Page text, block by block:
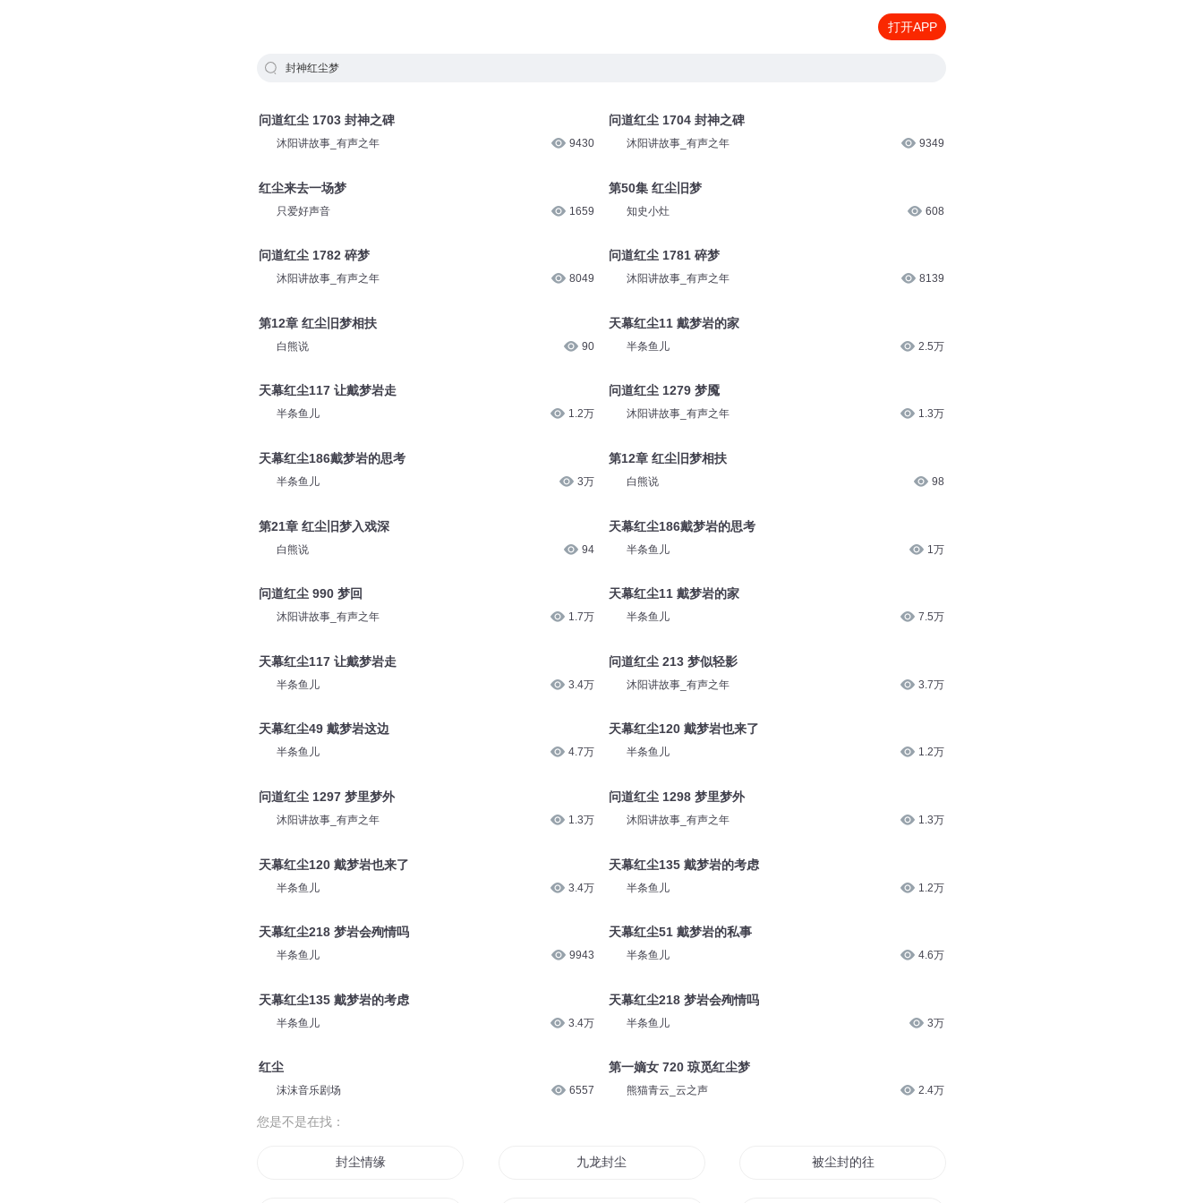
打开APP
封神红尘梦
问道红尘 1703 封神之碑
沐阳讲故事_有声之年 9430
红尘来去一场梦
只爱好声音 1659
问道红尘 1782 碎梦
沐阳讲故事_有声之年 8049
第12章 红尘旧梦相扶
白熊说 90
天幕红尘117 让戴梦岩走
半条鱼儿 1.2万
天幕红尘186戴梦岩的思考
半条鱼儿 3万
第21章 红尘旧梦入戏深
白熊说 94
问道红尘 990 梦回
沐阳讲故事_有声之年 1.7万
天幕红尘117 让戴梦岩走
半条鱼儿 3.4万
天幕红尘49 戴梦岩这边
半条鱼儿 4.7万
问道红尘 1297 梦里梦外
沐阳讲故事_有声之年 1.3万
天幕红尘120 戴梦岩也来了
半条鱼儿 3.4万
天幕红尘218 梦岩会殉情吗
半条鱼儿 9943
天幕红尘135 戴梦岩的考虑
半条鱼儿 3.4万
红尘
沫沫音乐剧场 6557
问道红尘 1704 封神之碑
沐阳讲故事_有声之年 9349
第50集 红尘旧梦
知史小灶 608
问道红尘 1781 碎梦
沐阳讲故事_有声之年 8139
天幕红尘11 戴梦岩的家
半条鱼儿 2.5万
问道红尘 1279 梦魇
沐阳讲故事_有声之年 1.3万
第12章 红尘旧梦相扶
白熊说 98
天幕红尘186戴梦岩的思考
半条鱼儿 1万
天幕红尘11 戴梦岩的家
半条鱼儿 7.5万
问道红尘 213 梦似轻影
沐阳讲故事_有声之年 3.7万
天幕红尘120 戴梦岩也来了
半条鱼儿 1.2万
问道红尘 1298 梦里梦外
沐阳讲故事_有声之年 1.3万
天幕红尘135 戴梦岩的考虑
半条鱼儿 1.2万
天幕红尘51 戴梦岩的私事
半条鱼儿 4.6万
天幕红尘218 梦岩会殉情吗
半条鱼儿 3万
第一嫡女 720 琼觅红尘梦
熊猫青云_云之声 2.4万
您是不是在找：
封尘情缘 九龙封尘 被尘封的往事